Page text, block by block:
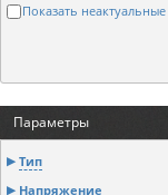
Показать неактуальные
Параметры
Тип
Напряжение